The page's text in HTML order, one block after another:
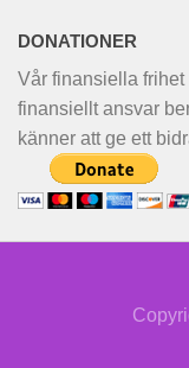
DONATIONER
Vår finansiella
finansiellt ansvar
känner att ge ett